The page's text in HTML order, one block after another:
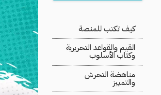
Secondary
Navigation
كيف تكتب للمنصة
القيم والقواعد التحريرية
وكتاب الأسلوب
مناهضة التحرش
والتمييز